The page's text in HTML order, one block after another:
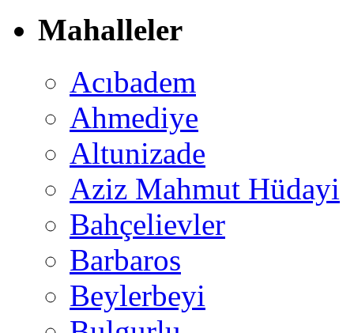
Mahalleler
Acıbadem
Ahmediye
Altunizade
Aziz Mahmut Hüdayi
Bahçelievler
Barbaros
Beylerbeyi